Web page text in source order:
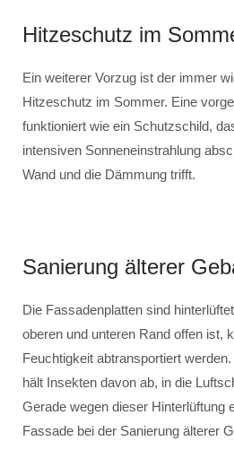
Hitzeschutz im
Ein weiterer Vorzug ist der immer
Hitzeschutz im Sommer. Eine
funktioniert wie ein Schutzschild,
intensiven Sonneneinstrahlung
Wand und die Dämmung trifft.
Sanierung älterer
Die Fassadenplatten sind
oberen und unteren Rand offen ist,
Feuchtigkeit abtransportiert
hält Insekten davon ab, in die
Gerade wegen dieser Hinterlüftung
Fassade bei der Sanierung älterer